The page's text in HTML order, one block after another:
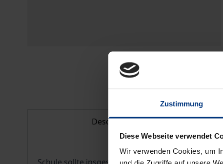
Zustimmung
Diese Webseite verwendet
Wir verwenden Cookies, um
Description